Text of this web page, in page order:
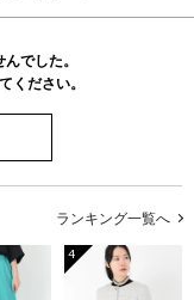
でした。
ください。
ランキング一覧へ
4